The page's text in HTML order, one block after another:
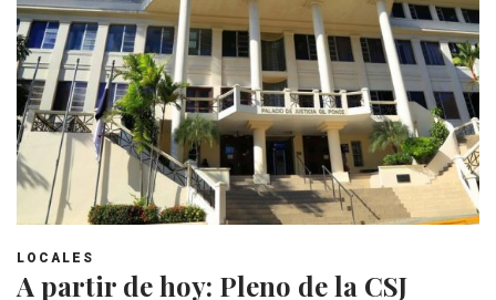
LOCALES
A partir de hoy: Pleno de la CSJ